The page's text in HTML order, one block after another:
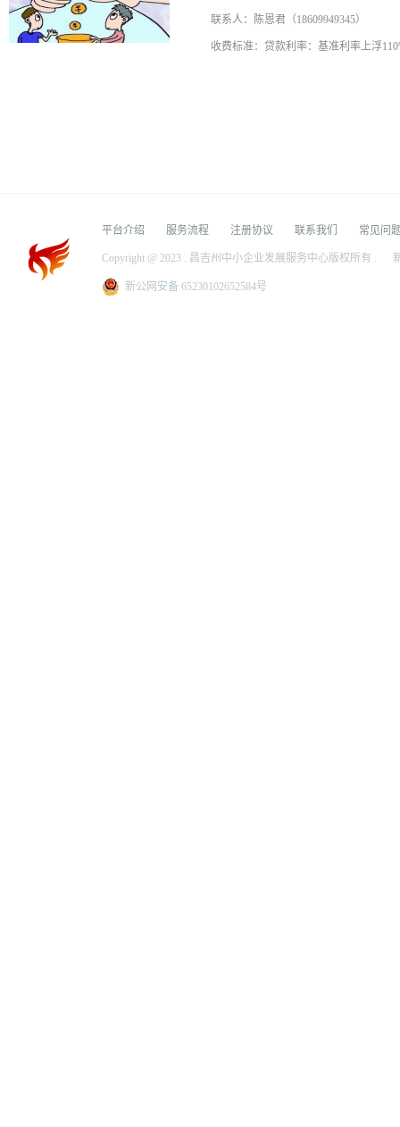
联系人：陈恩君（18609949345）
收费标准：贷款利率：基准利率上浮
平台介绍 服务流程 注册协议 联系我们 常见问
Copyright @ 2023 . 昌吉州中小企业发展服务中心版权所有 .
新公网安备 65230102652584号